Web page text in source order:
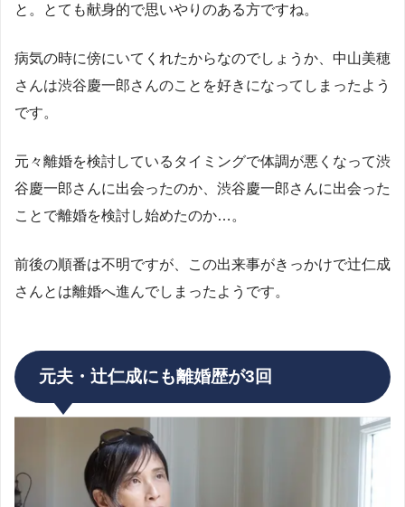
と。とても献身的で思いやりのある方ですね。
病気の時に傍にいてくれたからなのでしょうか、中山美穂
さんは渋谷慶一郎さんのことを好きになってしまったよう
です。
元々離婚を検討しているタイミングで体調が悪くなって渋
谷慶一郎さんに出会ったのか、渋谷慶一郎さんに出会った
ことで離婚を検討し始めたのか…。
前後の順番は不明ですが、この出来事がきっかけで辻仁成
さんとは離婚へ進んでしまったようです。
元夫・辻仁成にも離婚歴が3回